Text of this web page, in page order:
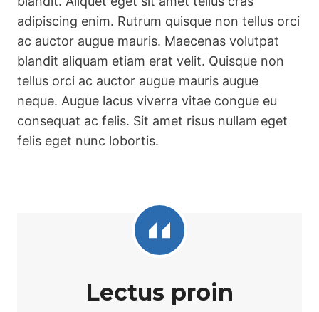
adipiscing enim. Rutrum quisque non tellus orci
ac auctor augue mauris. Maecenas volutpat
blandit aliquam etiam erat velit. Quisque non
tellus orci ac auctor augue mauris augue
neque. Augue lacus viverra vitae congue eu
consequat ac felis. Sit amet risus nullam eget
felis eget nunc lobortis.
Lectus proin